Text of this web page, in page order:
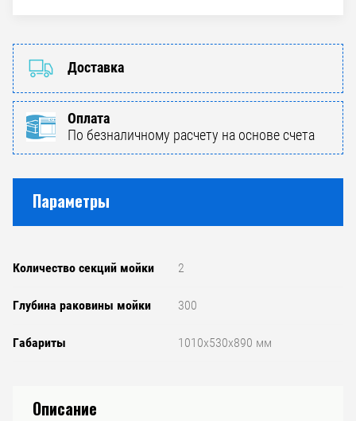
Доставка
Оплата
По безналичному расчету на основе счета
Параметры
Количество секций мойки 2
Глубина раковины мойки 300
Габариты 1010х530х890 мм
Описание